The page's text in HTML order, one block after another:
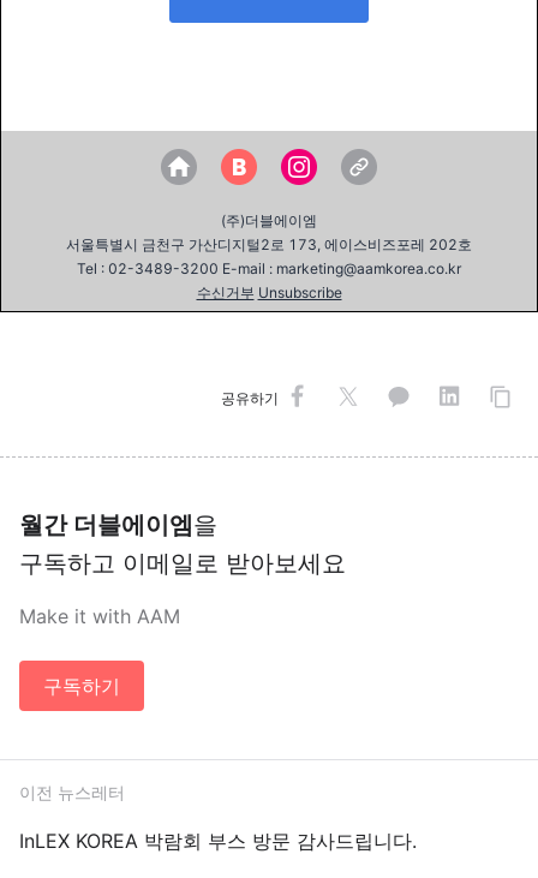
(주)더블에이엠
서울특별시 금천구 가산디지털2로 173, 에이스비즈포레 202호
Tel : 02-3489-3200 E-mail : marketing@aamkorea.co.kr
수신거부 Unsubscribe
공유하기
월간 더블에이엠을
구독하고 이메일로 받아보세요
Make it with AAM
구독하기
이전 뉴스레터
InLEX KOREA 박람회 부스 방문 감사드립니다.